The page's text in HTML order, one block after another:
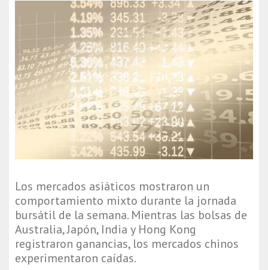
Los mercados asiáticos mostraron un
comportamiento mixto durante la jornada
bursátil de la semana. Mientras las bolsas de
Australia, Japón, India y Hong Kong
registraron ganancias, los mercados chinos
experimentaron caídas.